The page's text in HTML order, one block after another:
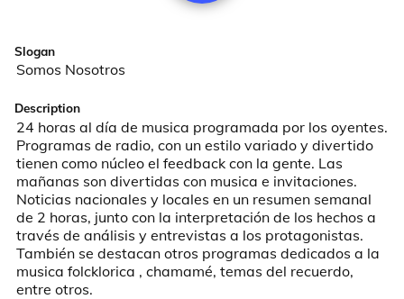
Slogan
Somos Nosotros
Description
24 horas al día de musica programada por los oyentes.
Programas de radio, con un estilo variado y divertido
tienen como núcleo el feedback con la gente. Las
mañanas son divertidas con musica e invitaciones.
Noticias nacionales y locales en un resumen semanal
de 2 horas, junto con la interpretación de los hechos a
través de análisis y entrevistas a los protagonistas.
También se destacan otros programas dedicados a la
musica folcklorica , chamamé, temas del recuerdo,
entre otros.